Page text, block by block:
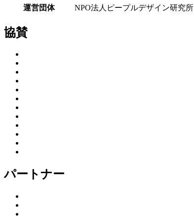
運営団体
NPO法人ピープルデザイン研究所
協賛
パートナー